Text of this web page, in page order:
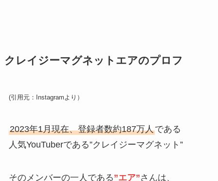
クレイジーマグネットエアのプロフ
(引用元：Instagramより）
2023年1月現在、登録者数約187万人である
人気YouTuberである”クレイジーマグネット”
そのメンバーの一人である”エア”さんは、